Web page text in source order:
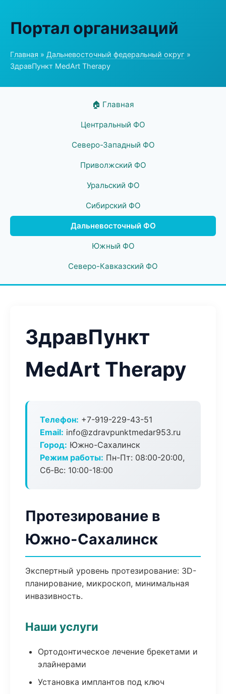
Портал организаций
Главная » Дальневосточный федеральный округ »
ЗдравПункт MedArt Therapy
🏠 Главная
Центральный ФО
Северо-Западный ФО
Приволжский ФО
Уральский ФО
Сибирский ФО
Дальневосточный ФО
Южный ФО
Северо-Кавказский ФО
ЗдравПункт
MedArt Therapy
Телефон: +7-919-229-43-51
Email: info@zdravpunktmedar953.ru
Город: Южно-Сахалинск
Режим работы: Пн-Пт: 08:00-20:00,
Сб-Вс: 10:00-18:00
Протезирование в
Южно-Сахалинск
Экспертный уровень протезирование: 3D-
планирование, микроскоп, минимальная
инвазивность.
Наши услуги
Ортодонтическое лечение брекетами и
элайнерами
Установка имплантов под ключ